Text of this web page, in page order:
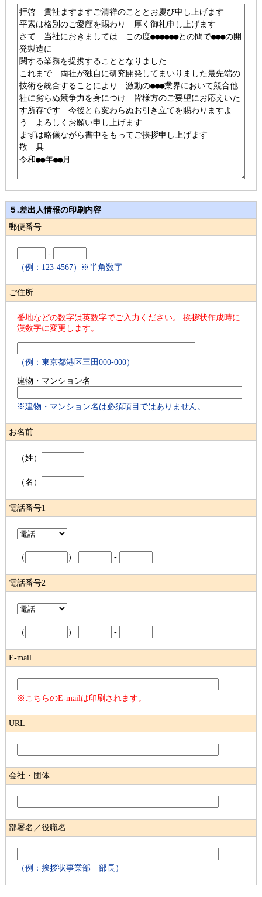
５.差出人情報の印刷内容
郵便番号
-
（例：123-4567）※半角数字
ご住所
番地などの数字は英数字でご入力ください。 挨拶状作成時に
漢数字に変更します。
（例：東京都港区三田000-000）
建物・マンション名
※建物・マンション名は必須項目ではありません。
お名前
（姓）
（名）
電話番号1
（ ） -
電話番号2
（ ） -
E-mail
※こちらのE-mailは印刷されます。
URL
会社・団体
部署名／役職名
（例：挨拶状事業部 部長）